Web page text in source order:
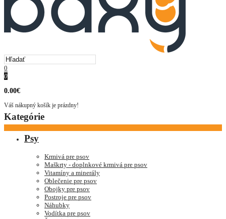
0
0
0.00€
Váš nákupný košík je prázdny!
Kategórie
Psy
Krmivá pre psov
Maškrty - doplnkové krmivá pre psov
Vitamíny a minerály
Oblečenie pre psov
Obojky pre psov
Postroje pre psov
Náhubky
Vodítka pre psov